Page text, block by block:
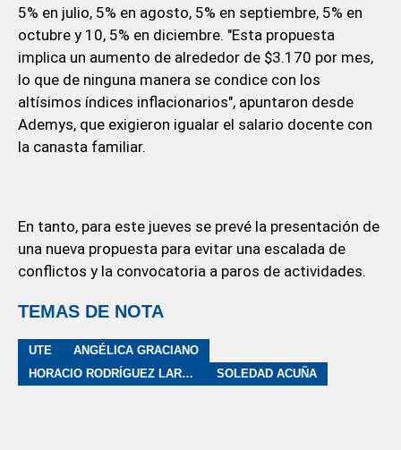
5% en julio, 5% en agosto, 5% en septiembre, 5% en
octubre y 10, 5% en diciembre. "Esta propuesta
implica un aumento de alrededor de $3.170 por mes,
lo que de ninguna manera se condice con los
altísimos índices inflacionarios", apuntaron desde
Ademys, que exigieron igualar el salario docente con
la canasta familiar.
En tanto, para este jueves se prevé la presentación de
una nueva propuesta para evitar una escalada de
conflictos y la convocatoria a paros de actividades.
TEMAS DE NOTA
UTE
ANGÉLICA GRACIANO
HORACIO RODRÍGUEZ LARRETA
SOLEDAD ACUÑA